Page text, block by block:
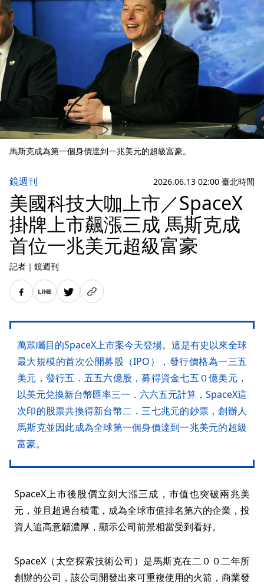
馬斯克成為第一個身價達到一兆美元的超級富豪。
鏡週刊 2026.06.13 02:00 臺北時間
美國科技大咖上市／SpaceX
掛牌上市飆漲三成 馬斯克成
首位一兆美元超級富豪
記者 ｜ 鏡週刊
萬眾矚目的SpaceX上市案今天登場。這是有史以來全球
最大規模的首次公開募股（IPO），發行價格為一三五
美元，發行五．五五六億股，募得資金七五０億美元，
以美元兌換新台幣匯率三一．六六五元計算，SpaceX這
次印的股票共換得新台幣二．三七兆元的鈔票，創辦人
馬斯克並因此成為全球第一個身價達到一兆美元的超級
富豪。
SpaceX上市後股價立刻大漲三成，市值也突破兩兆美
元，並且超過台積電，成為全球市值排名第六的企業，投
資人追高意願濃厚，顯示公司前景相當受到看好。
SpaceX（太空探索技術公司）是馬斯克在二００二年所
創辦的公司，該公司開發出來可重複使用的火箭，商業發